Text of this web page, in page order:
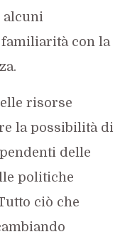
alcuni
con la
risorse
la possibilità di
delle
politiche
ciò che